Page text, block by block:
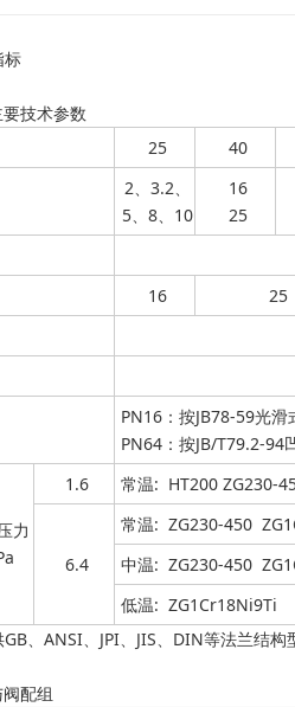
标
技术参数
25 40
2、3.2、
5、8、10
16
25
16 25
PN16：按JB78-59光滑
PN64：按JB/T79.2-94
力
1.6 常温: HT200 ZG230-
6.4
常温: ZG230-450
中温: ZG230-450
低温: ZG1Cr18Ni9Ti
、ANSI、JPI、JIS、DIN等法兰结构
配组